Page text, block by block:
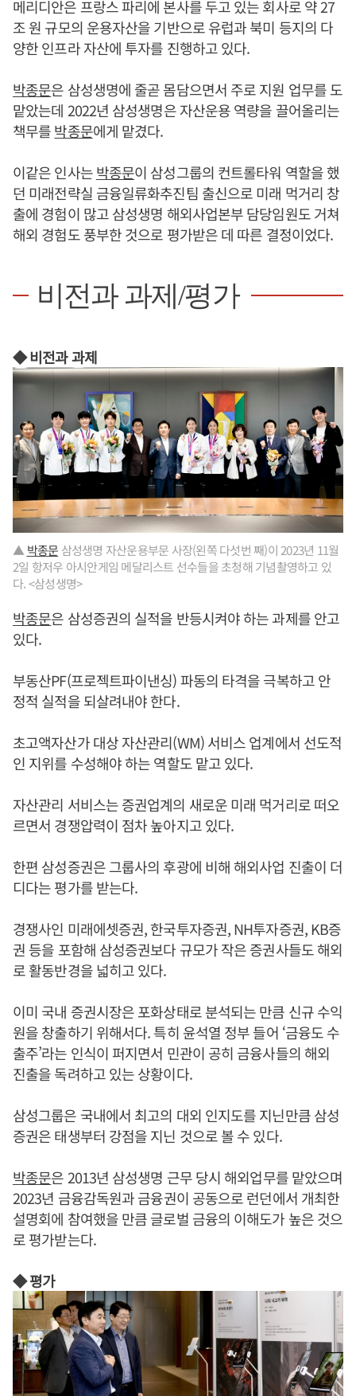
메리디안은 프랑스 파리에 본사를 두고 있는 회사로 약 27
조 원 규모의 운용자산을 기반으로 유럽과 북미 등지의 다
양한 인프라 자산에 투자를 진행하고 있다.
박종문은 삼성생명에 줄곧 몸담으면서 주로 지원 업무를 도
맡았는데 2022년 삼성생명은 자산운용 역량을 끌어올리는
책무를박종문에게 맡겼다.
이같은 인사는박종문이 삼성그룹의 컨트롤타워 역할을 했
던 미래전략실 금융일류화추진팀 출신으로 미래 먹거리 창
출에 경험이 많고 삼성생명 해외사업본부 담당임원도 거쳐
해외 경험도 풍부한 것으로 평가받은 데 따른 결정이었다.
비전과 과제/평가
◆ 비전과 과제
▲ 박종문 삼성생명 자산운용부문 사장(왼쪽 다섯번 째)이 2023년 11월
2일 항저우 아시안게임 메달리스트 선수들을 초청해 기념촬영하고 있
다. <삼성생명>
박종문은 삼성증권의 실적을 반등시켜야 하는 과제를 안고
있다.
부동산PF(프로젝트파이낸싱) 파동의 타격을 극복하고 안
정적 실적을 되살려내야 한다.
초고액자산가 대상 자산관리(WM) 서비스 업계에서 선도적
인 지위를 수성해야 하는 역할도 맡고 있다.
자산관리 서비스는 증권업계의 새로운 미래 먹거리로 떠오
르면서 경쟁압력이 점차 높아지고 있다.
한편 삼성증권은 그룹사의 후광에 비해 해외사업 진출이 더
디다는 평가를 받는다.
경쟁사인 미래에셋증권, 한국투자증권, NH투자증권, KB증
권 등을 포함해 삼성증권보다 규모가 작은 증권사들도 해외
로 활동반경을 넓히고 있다.
이미 국내 증권시장은 포화상태로 분석되는 만큼 신규 수익
원을 창출하기 위해서다. 특히 윤석열 정부 들어 ‘금융도 수
출주’라는 인식이 퍼지면서 민관이 공히 금융사들의 해외
진출을 독려하고 있는 상황이다.
삼성그룹은 국내에서 최고의 대외 인지도를 지닌만큼 삼성
증권은 태생부터 강점을 지닌 것으로 볼 수 있다.
박종문은 2013년 삼성생명 근무 당시 해외업무를 맡았으며
2023년 금융감독원과 금융권이 공동으로 런던에서 개최한
설명회에 참여했을 만큼 글로벌 금융의 이해도가 높은 것으
로 평가받는다.
◆ 평가